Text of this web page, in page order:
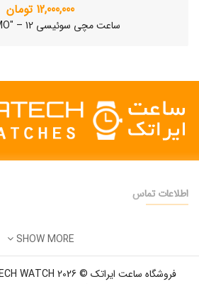
12,000,000 تومان
ساعت مچی سوئیسی SLOW "MO" – 12
ساعت مچی سوئیسی SLOW "AM/PM" – 01..
12,500,000 تومان
اطلاعات تماس
ایمیل:
SHOW MORE